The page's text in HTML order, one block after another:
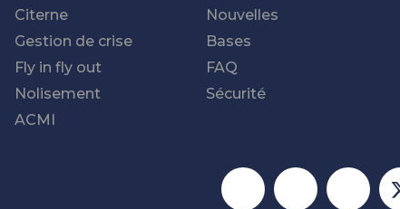
Citerne
Gestion de crise
Fly in fly out
Nolisement
ACMI
Nouvelles
Bases
FAQ
Sécurité
Réseaux sociaux